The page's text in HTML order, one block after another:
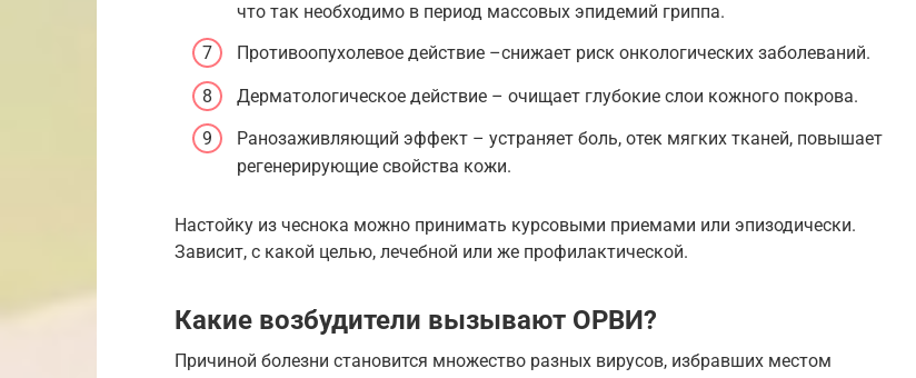
что так необходимо в период массовых эпидемий гриппа.
Противоопухолевое действие –снижает риск онкологических заболеваний.
Дерматологическое действие – очищает глубокие слои кожного покрова.
Ранозаживляющий эффект – устраняет боль, отек мягких тканей, повышает
регенерирующие свойства кожи.
Настойку из чеснока можно принимать курсовыми приемами или эпизодически.
Зависит, с какой целью, лечебной или же профилактической.
Какие возбудители вызывают ОРВИ?
Причиной болезни становится множество разных вирусов, избравших местом